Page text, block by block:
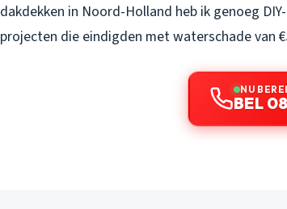
dakdekken in Noord-Holland heb ik genoeg
projecten die eindigden met waterschade van
NU
BEL